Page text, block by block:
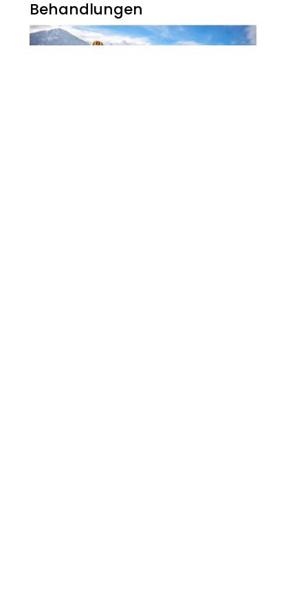
Noch Erfolg? 5
Strategien Für
Kosmetikerinnen Im
Behandlungen